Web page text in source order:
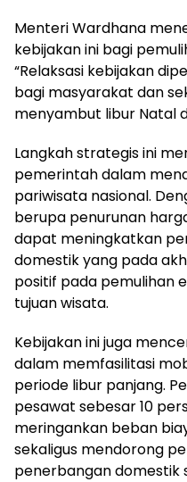
Menteri Wardhana
kebijakan ini bagi
“Relaksasi kebijakan
bagi masyarakat dan
menyambut libur Natal
Langkah strategis ini
pemerintah dalam
pariwisata nasional.
berupa penurunan
dapat meningkatkan
domestik yang pada
positif pada pemulihan
tujuan wisata.
Kebijakan ini juga
dalam memfasilitasi
periode libur panjang.
pesawat sebesar 10
meringankan beban
sekaligus mendorong
penerbangan domestik